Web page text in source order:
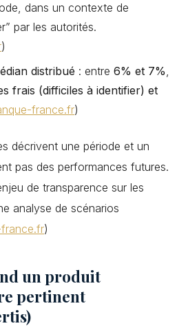
dans un contexte de
par les autorités.
)
distribué : entre6% et 7%,
frais (difficiles à identifier) et
france.fr)
décrivent une période et un
pas des performances futures.
de transparence sur les
analyse de scénarios
)
un produit
pertinent